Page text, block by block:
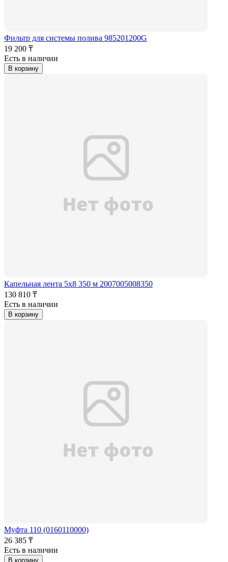
Фильтр для системы полива 985201200G
19 200 ₸
Есть в наличии
В корзину
Капельная лента 5x8 350 м 2007005008350
130 810 ₸
Есть в наличии
В корзину
Муфта 110 (0160110000)
26 385 ₸
Есть в наличии
В корзину